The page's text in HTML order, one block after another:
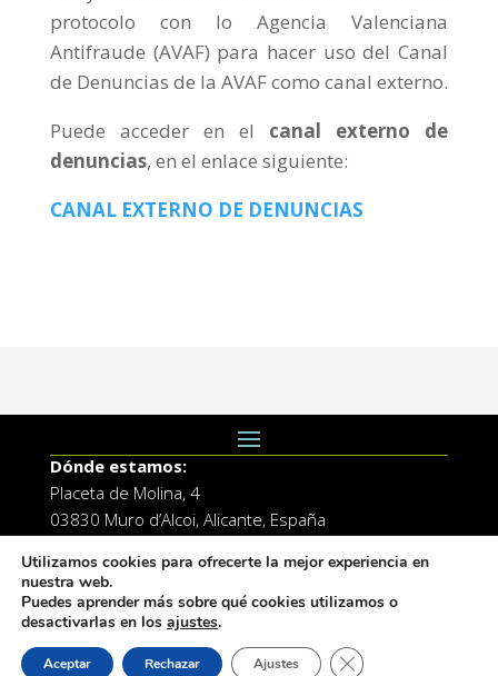
protocolo con lo Agencia Valenciana
Antifraude (AVAF) para hacer uso del Canal
de Denuncias de la AVAF como canal externo.
Puede acceder en el canal externo de
denuncias, en el enlace siguiente:
CANAL EXTERNO DE DENUNCIAS
Dónde estamos:
Placeta de Molina, 4
03830 Muro d’Alcoi, Alicante, España
Contacto:
Tel.: 96 5530557
email:info@vilademuro.net
Utilizamos cookies para ofrecerte la mejor experiencia en
nuestra web.
Puedes aprender más sobre qué cookies utilizamos o
desactivarlas en los ajustes.
Aceptar Rechazar Ajustes Cerrar el banner de